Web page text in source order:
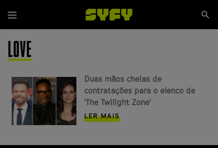
para
o
conteúdo
principal
Menu
LOVE
Duas mãos cheias de
contratações para o elenco de
'The Twilight Zone'
LER MAIS